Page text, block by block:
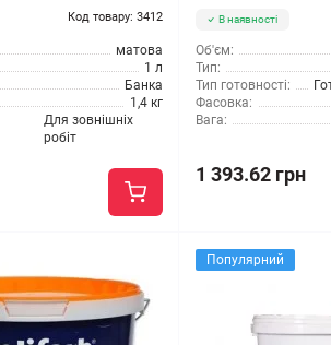
Код товару: 3412
матова
1 л
Банка
1,4 кг
Для зовнішніх
робіт
В наявності
Об'єм:
Тип:
Тип готовності:
Фасовка:
Вага:
1 393.62 грн
Популярний